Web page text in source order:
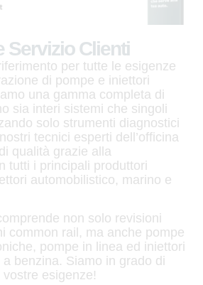
Servizio Clienti
per tutte le esigenze
di pompe e iniettori
una gamma completa di
sia interi sistemi che singoli
solo strumenti diagnostici
tecnici esperti dell’officina
qualità grazie alla
tutti i principali produttori
automobilistico, marino e
non solo revisioni
common rail, ma anche pompe
pompe in linea ed iniettori
benzina. Siamo in grado di
esigenze!